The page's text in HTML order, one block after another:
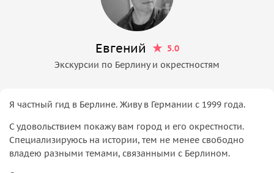
Евгений
5.0
Экскурсии по Берлину и окрестностям
Я частный гид в Берлине. Живу в Германии с 1999 года.
С удовольствием покажу вам город и его окрестности.
Специализируюсь на истории, тем не менее свободно
владею разными темами, связанными с Берлином.